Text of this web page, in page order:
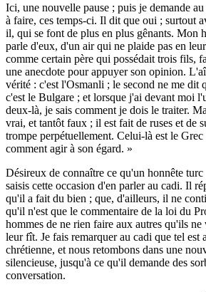
Ici, une nouvelle pause ; puis je demande
à faire, ces temps-ci. Il dit que oui ; surtout
il, qui se font de plus en plus gênants. Mon
parle d'eux, d'un air qui ne plaide pas en
comme certain père qui possédait trois fils,
une anecdote pour appuyer son opinion.
vérité : c'est l'Osmanli ; le second ne me dit
c'est le Bulgare ; et lorsque j'ai devant moi
deux-là, je sais comment je dois le traiter.
vrai, et tantôt faux ; il est fait de ruses et de
trompe perpétuellement. Celui-là est le Grec
comment agir à son égard. »
Désireux de connaître ce qu'un honnête
saisis cette occasion d'en parler au cadi. Il
qu'il a fait du bien ; que, d'ailleurs, il ne
qu'il n'est que le commentaire de la loi du
hommes de ne rien faire aux autres qu'ils
leur fît. Je fais remarquer au cadi que tel est
chrétienne, et nous retombons dans une
silencieuse, jusqu'à ce qu'il demande des
conversation.